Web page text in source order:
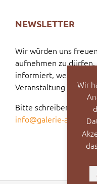
NEWSLETTER
Wir würden uns
aufnehmen zu
informiert, welche
Veranstaltung
Bitte schreiben Sie
info@galerie-ak2.de
Wir